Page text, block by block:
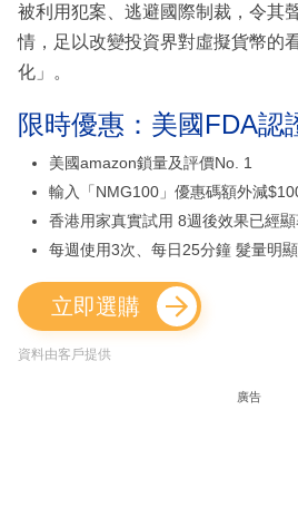
被利用犯案、逃避國際制裁，令其
情，足以改變投資界對虛擬貨幣的
化」。
限時優惠：美國FDA認
美國amazon鎖量及評價No. 1
輸入「NMG100」優惠碼額外減
香港用家真實試用 8週後效果已經
每週使用3次、每日25分鐘 髮量明
立即選購
資料由客戶提供
廣告